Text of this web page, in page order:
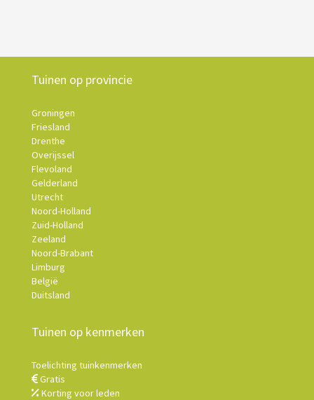
Tuinen op provincie
Groningen
Friesland
Drenthe
Overijssel
Flevoland
Gelderland
Utrecht
Noord-Holland
Zuid-Holland
Zeeland
Noord-Brabant
Limburg
België
Duitsland
Tuinen op kenmerken
Toelichting tuinkenmerken
Gratis
Korting voor leden